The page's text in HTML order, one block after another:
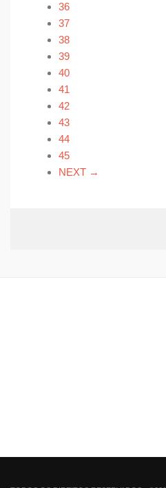
36
37
38
39
40
41
42
43
44
45
NEXT →